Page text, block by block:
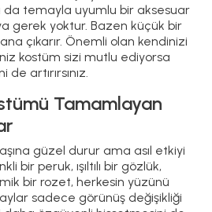
da temayla uyumlu bir aksesuar
gerek yoktur. Bazen küçük bir
çıkarır. Önemli olan kendinizi
kostüm sizi mutlu ediyorsa
artırırsınız.
Tamamlayan
güzel durur ama asıl etkiyi
bir peruk, ışıltılı bir gözlük,
bir rozet, herkesin yüzünü
sadece görünüş değişikliği